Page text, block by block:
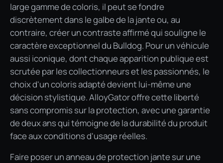
large gamme de coloris, il peut se fondre
discrètement dans le galbe de la jante ou, au
contraire, créer un contraste affirmé qui souligne le
caractère exceptionnel du Bulldog. Pour un véhicule
aussi iconique, dont chaque apparition publique est
scrutée par les collectionneurs et les passionnés, le
choix d'un coloris adapté devient lui-même une
décision stylistique. AlloyGator offre cette liberté
sans compromis sur la protection, avec une garantie
de deux ans qui témoigne de la durabilité du produit
face aux conditions d'usage réelles.
Faire poser un anneau de protection jante sur une